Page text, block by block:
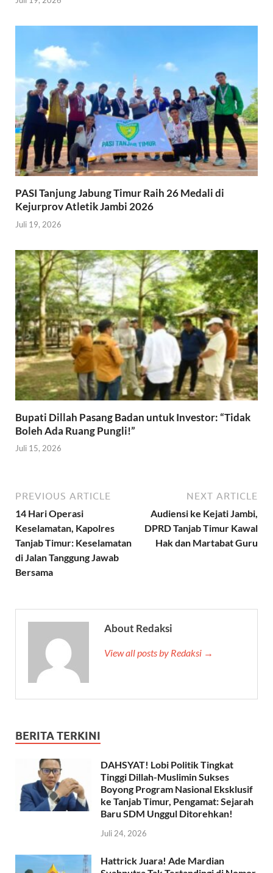
PASI Tanjung Jabung Timur Raih 26 Medali di
Kejurprov Atletik Jambi 2026
Juli 19, 2026
Bupati Dillah Pasang Badan untuk Investor: “Tidak
Boleh Ada Ruang Pungli!”
Juli 15, 2026
PREVIOUS ARTICLE
14 Hari Operasi
Keselamatan, Kapolres
Tanjab Timur: Keselamatan
di Jalan Tanggung Jawab
Bersama
NEXT ARTICLE
Audiensi ke Kejati Jambi,
DPRD Tanjab Timur Kawal
Hak dan Martabat Guru
About Redaksi
View all posts by Redaksi →
BERITA TERKINI
DAHSYAT! Lobi Politik Tingkat
Tinggi Dillah-Muslimin Sukses
Boyong Program Nasional Eksklusif
ke Tanjab Timur, Pengamat: Sejarah
Baru SDM Unggul Ditorehkan!
Juli 24, 2026
Hattrick Juara! Ade Mardian